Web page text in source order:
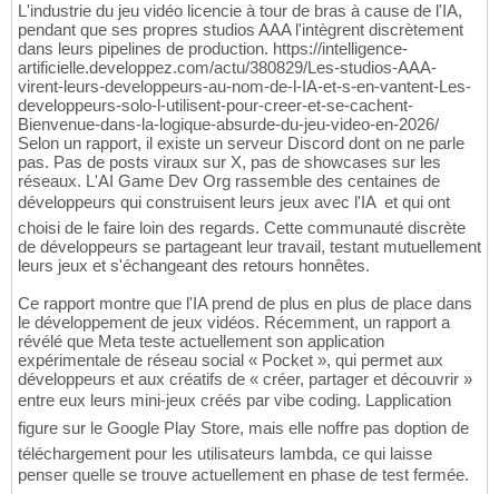
L'industrie du jeu vidéo licencie à tour de bras à cause de l'IA,
pendant que ses propres studios AAA l'intègrent discrètement
dans leurs pipelines de production. https://intelligence-
artificielle.developpez.com/actu/380829/Les-studios-AAA-
virent-leurs-developpeurs-au-nom-de-l-IA-et-s-en-vantent-Les-
developpeurs-solo-l-utilisent-pour-creer-et-se-cachent-
Bienvenue-dans-la-logique-absurde-du-jeu-video-en-2026/
Selon un rapport, il existe un serveur Discord dont on ne parle
pas. Pas de posts viraux sur X, pas de showcases sur les
réseaux. L'AI Game Dev Org rassemble des centaines de
développeurs qui construisent leurs jeux avec l'IA  et qui ont
choisi de le faire loin des regards. Cette communauté discrète
de développeurs se partageant leur travail, testant mutuellement
leurs jeux et s'échangeant des retours honnêtes.
Ce rapport montre que l'IA prend de plus en plus de place dans
le développement de jeux vidéos. Récemment, un rapport a
révélé que Meta teste actuellement son application
expérimentale de réseau social « Pocket », qui permet aux
développeurs et aux créatifs de « créer, partager et découvrir »
entre eux leurs mini-jeux créés par vibe coding. Lapplication
figure sur le Google Play Store, mais elle noffre pas doption de
téléchargement pour les utilisateurs lambda, ce qui laisse
penser quelle se trouve actuellement en phase de test fermée.